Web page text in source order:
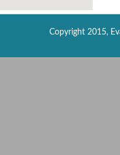
Copyright 2015,